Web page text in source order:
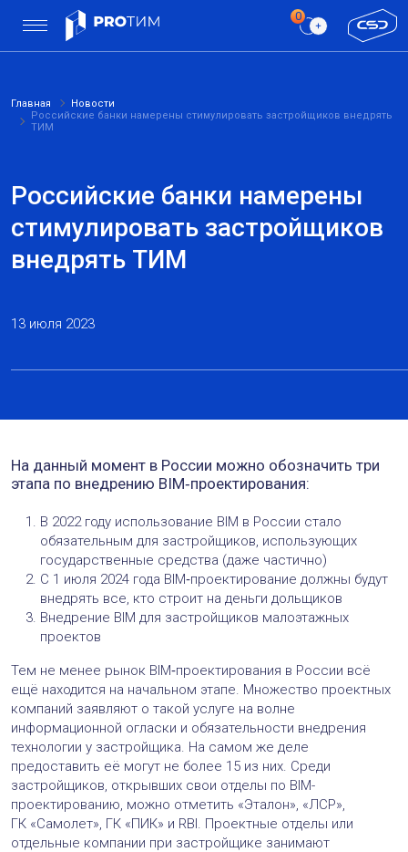
Главная
Новости
Российские банки намерены стимулировать застройщиков внедрять
ТИМ
Российские банки намерены
стимулировать застройщиков
внедрять ТИМ
13 июля 2023
На данный момент в России можно обозначить три
этапа по внедрению BIM‑проектирования:
В 2022 году использование BIM в России стало
обязательным для застройщиков, использующих
государственные средства (даже частично)
С 1 июля 2024 года BIM‑проектирование должны будут
внедрять все, кто строит на деньги дольщиков
Внедрение BIM для застройщиков малоэтажных
проектов
Тем не менее рынок BIM‑проектирования в России всё
ещё находится на начальном этапе. Множество проектных
компаний заявляют о такой услуге на волне
информационной огласки и обязательности внедрения
технологии у застройщика. На самом же деле
предоставить её могут не более 15 из них. Среди
застройщиков, открывших свои отделы по BIM-
проектированию, можно отметить «Эталон», «ЛСР»,
ГК «Самолет», ГК «ПИК» и RBI. Проектные отделы или
отдельные компании при застройщике занимают